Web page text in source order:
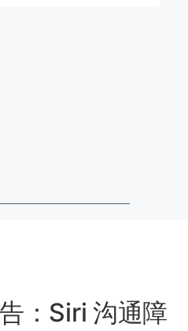
：Siri 沟通障